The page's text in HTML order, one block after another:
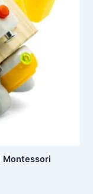
Montessori